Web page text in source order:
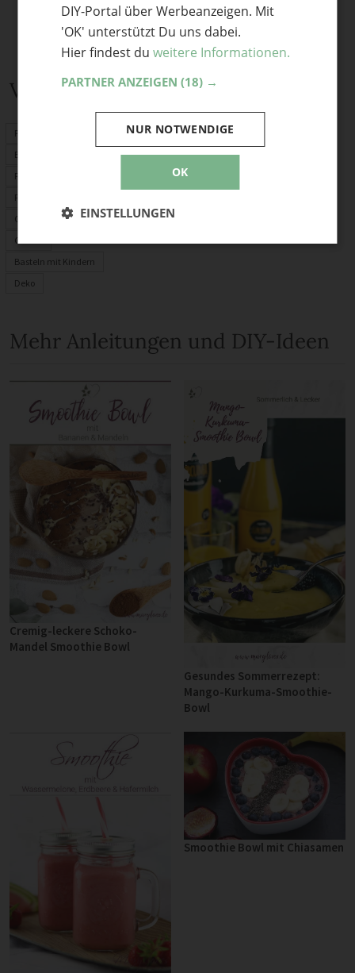
Verwandte Themen
Frühlingsdeko
Basteln Frühling
Frühlingsblumen
Frühlingskranz
Osterdeko
Garten
Basteln mit Kindern
Deko
Mehr Anleitungen und DIY-Ideen
Cremig-leckere Schoko-
Mandel Smoothie Bowl
Gesundes Sommerrezept:
Mango-Kurkuma-Smoothie-
Bowl
Smoothie Bowl mit Chiasamen
DIY-Portal über Werbeanzeigen. Mit
'OK' unterstützt Du uns dabei.
Hier findest du weitere Informationen.
PARTNER ANZEIGEN (18) →
OK
NUR NOTWENDIGE
EINSTELLUNGEN